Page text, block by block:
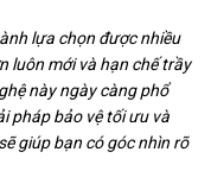
lựa chọn được nhiều
luôn mới và hạn chế trầy
này ngày càng phổ
pháp bảo vệ tối ưu và
giúp bạn có góc nhìn rõ